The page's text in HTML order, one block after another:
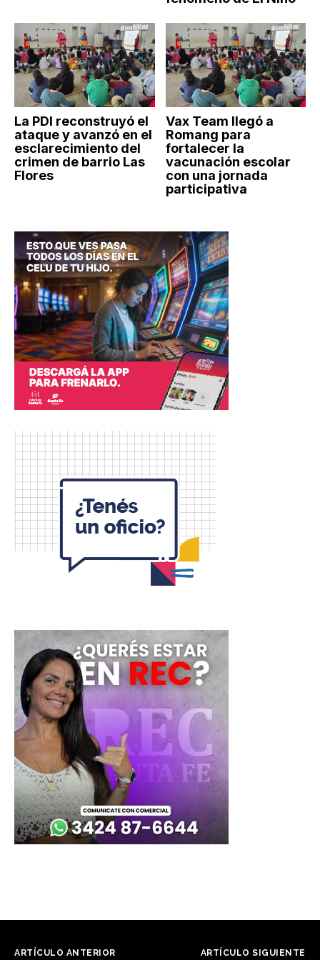
La PDI reconstruyó el
ataque y avanzó en el
esclarecimiento del
crimen de barrio Las
Flores
Vax Team llegó a
Romang para
fortalecer la
vacunación escolar
con una jornada
participativa
ARTÍCULO ANTERIOR ARTÍCULO SIGUIENTE